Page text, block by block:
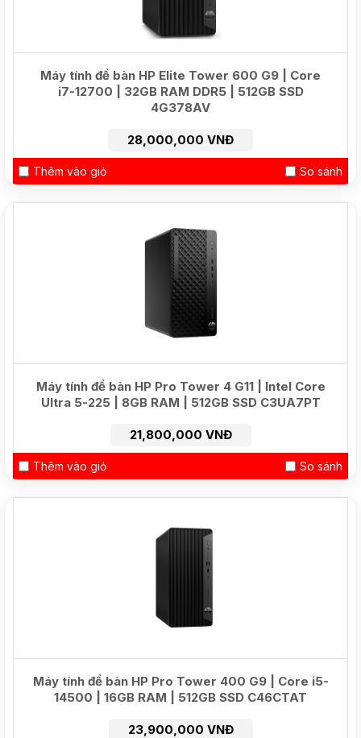
Máy tính để bàn HP Elite Tower 600 G9 | Core
i7-12700 | 32GB RAM DDR5 | 512GB SSD
4G378AV
28,000,000 VNĐ
Thêm vào giỏ So sánh
Máy tính để bàn HP Pro Tower 4 G11 | Intel Core
Ultra 5-225 | 8GB RAM | 512GB SSD C3UA7PT
21,800,000 VNĐ
Thêm vào giỏ So sánh
Máy tính để bàn HP Pro Tower 400 G9 | Core i5-
14500 | 16GB RAM | 512GB SSD C46CTAT
23,900,000 VNĐ